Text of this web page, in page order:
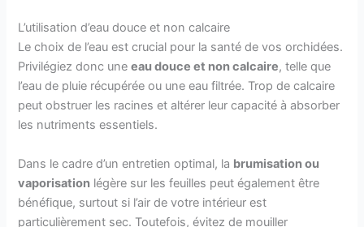
L’utilisation d’eau douce et non calcaire
Le choix de l’eau est crucial pour la santé de vos orchidées.
Privilégiez donc uneeau douce et non calcaire, telle que
l’eau de pluie récupérée ou une eau filtrée. Trop de calcaire
peut obstruer les racines et altérer leur capacité à absorber
les nutriments essentiels.
Dans le cadre d’un entretien optimal, la brumisation ou
vaporisation légère sur les feuilles peut également être
bénéfique, surtout si l’air de votre intérieur est
particulièrement sec. Toutefois, évitez de mouiller